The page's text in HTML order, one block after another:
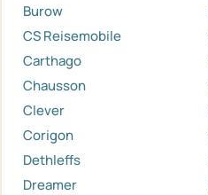
Burow
CS Reisemobile
Carthago
Chausson
Clever
Corigon
Dethleffs
Dreamer